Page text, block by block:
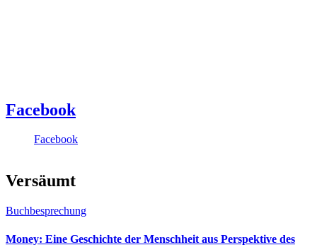
Facebook
Facebook
Versäumt
Buchbesprechung
Money: Eine Geschichte der Menschheit aus Perspektive des